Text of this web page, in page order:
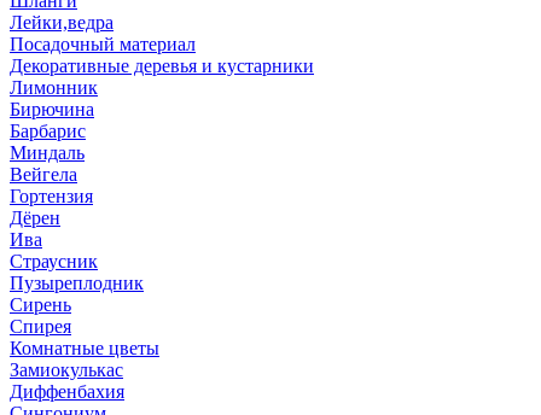
Лейки,ведра
Посадочный материал
Декоративные деревья и кустарники
Лимонник
Бирючина
Барбарис
Миндаль
Вейгела
Гортензия
Дёрен
Ива
Страусник
Пузыреплодник
Сирень
Спирея
Комнатные цветы
Замиокулькас
Диффенбахия